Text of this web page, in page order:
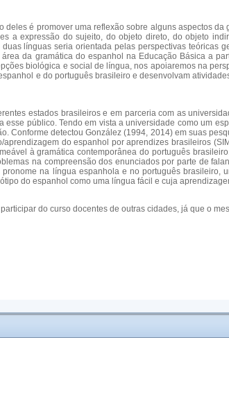
é promover uma reflexão sobre alguns aspectos
a expressão do sujeito, do objeto direto, do objeto
línguas seria orientada pelas perspectivas teóricas
da gramática do espanhol na Educação Básica a
biológica e social de língua, nos apoiaremos na
e do português brasileiro e desenvolvam
estados brasileiros e em parceria com as
público. Tendo em vista a universidade como um
Conforme detectou González (1994, 2014) em suas
do espanhol por aprendizes brasileiros
à gramática contemporânea do português
na compreensão dos enunciados por parte de
na língua espanhola e no português
do espanhol como uma língua fácil e cuja
do curso docentes de outras cidades, já que o